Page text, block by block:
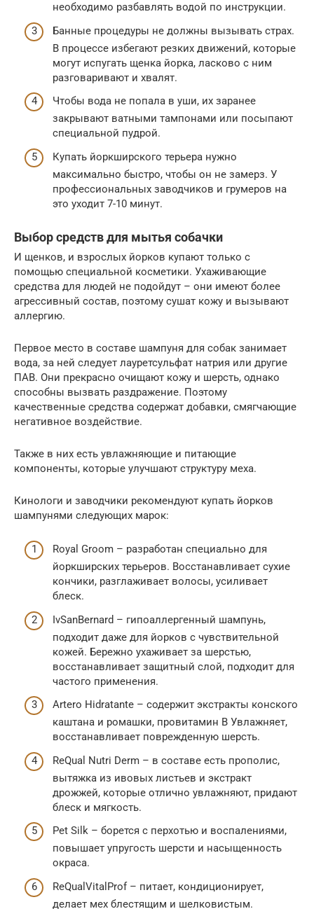
необходимо разбавлять водой по инструкции.
Банные процедуры не должны вызывать страх.
В процессе избегают резких движений, которые
могут испугать щенка йорка, ласково с ним
разговаривают и хвалят.
Чтобы вода не попала в уши, их заранее
закрывают ватными тампонами или посыпают
специальной пудрой.
Купать йоркширского терьера нужно
максимально быстро, чтобы он не замерз. У
профессиональных заводчиков и грумеров на
это уходит 7-10 минут.
Выбор средств для мытья собачки
И щенков, и взрослых йорков купают только с
помощью специальной косметики. Ухаживающие
средства для людей не подойдут – они имеют более
агрессивный состав, поэтому сушат кожу и вызывают
аллергию.
Первое место в составе шампуня для собак занимает
вода, за ней следует лауретсульфат натрия или другие
ПАВ. Они прекрасно очищают кожу и шерсть, однако
способны вызвать раздражение. Поэтому
качественные средства содержат добавки, смягчающие
негативное воздействие.
Также в них есть увлажняющие и питающие
компоненты, которые улучшают структуру меха.
Кинологи и заводчики рекомендуют купать йорков
шампунями следующих марок:
Royal Groom – разработан специально для
йоркширских терьеров. Восстанавливает сухие
кончики, разглаживает волосы, усиливает
блеск.
IvSanBernard – гипоаллергенный шампунь,
подходит даже для йорков с чувствительной
кожей. Бережно ухаживает за шерстью,
восстанавливает защитный слой, подходит для
частого применения.
Artero Hidratante – содержит экстракты конского
каштана и ромашки, провитамин B Увлажняет,
восстанавливает поврежденную шерсть.
ReQual Nutri Derm – в составе есть прополис,
вытяжка из ивовых листьев и экстракт
дрожжей, которые отлично увлажняют, придают
блеск и мягкость.
Pet Silk – борется с перхотью и воспалениями,
повышает упругость шерсти и насыщенность
окраса.
ReQualVitalProf – питает, кондиционирует,
делает мех блестящим и шелковистым.